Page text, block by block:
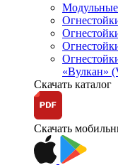
«Вулкан»
Скачать каталог
Скачать